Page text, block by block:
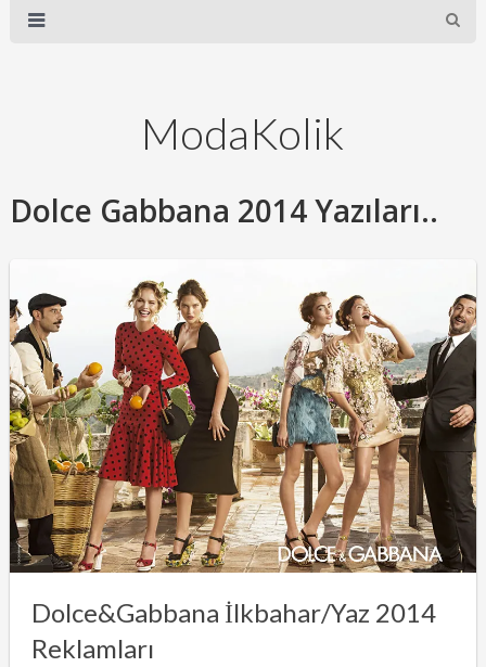
ModaKolik
Dolce Gabbana 2014 Yazıları..
Dolce&Gabbana İlkbahar/Yaz 2014
Reklamları